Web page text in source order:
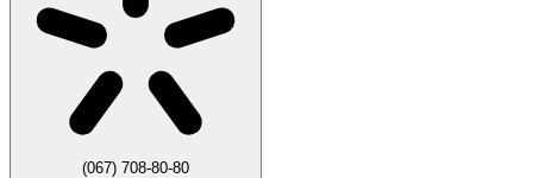
(067) 708-80-80